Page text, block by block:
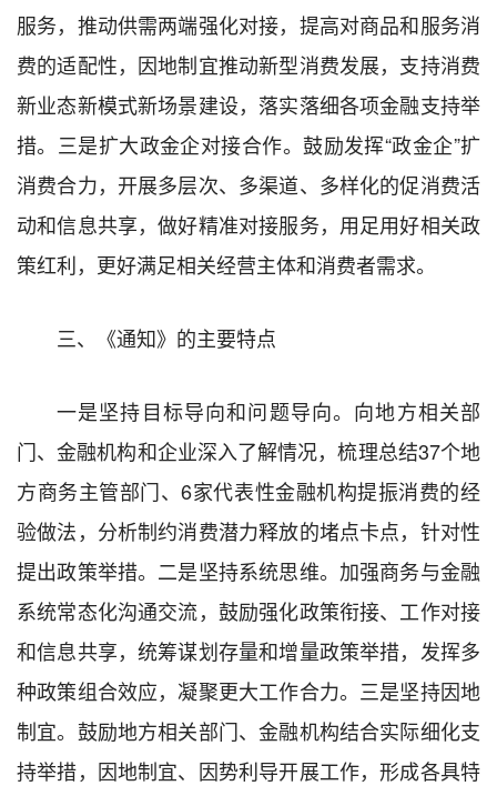
服务，推动供需两端强化对接，提高对商品和服务消
费的适配性，因地制宜推动新型消费发展，支持消费
新业态新模式新场景建设，落实落细各项金融支持举
措。三是扩大政金企对接合作。鼓励发挥“政金企”扩
消费合力，开展多层次、多渠道、多样化的促消费活
动和信息共享，做好精准对接服务，用足用好相关政
策红利，更好满足相关经营主体和消费者需求。
三、《通知》的主要特点
一是坚持目标导向和问题导向。向地方相关部
门、金融机构和企业深入了解情况，梳理总结37个地
方商务主管部门、6家代表性金融机构提振消费的经
验做法，分析制约消费潜力释放的堵点卡点，针对性
提出政策举措。二是坚持系统思维。加强商务与金融
系统常态化沟通交流，鼓励强化政策衔接、工作对接
和信息共享，统筹谋划存量和增量政策举措，发挥多
种政策组合效应，凝聚更大工作合力。三是坚持因地
制宜。鼓励地方相关部门、金融机构结合实际细化支
持举措，因地制宜、因势利导开展工作，形成各具特